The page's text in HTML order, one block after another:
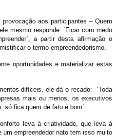
aos participantes – Quem
mesmo responde: `Ficar com medo
a partir desta afirmação o
o termo empreendedorismo.
oportunidades e materializar estas
difíceis, ele dá o recado: `Toda
mais ou menos, os executivos
só fica quem de fato é bom`.
leva à criatividade, que leva à
empreendedor nato tem isso muito